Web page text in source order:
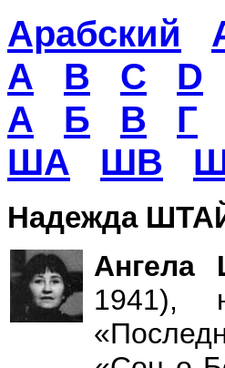
Арабский
A
B C D
А
Б В Г
ША
ШВ
Надежда
Ангела
1941),